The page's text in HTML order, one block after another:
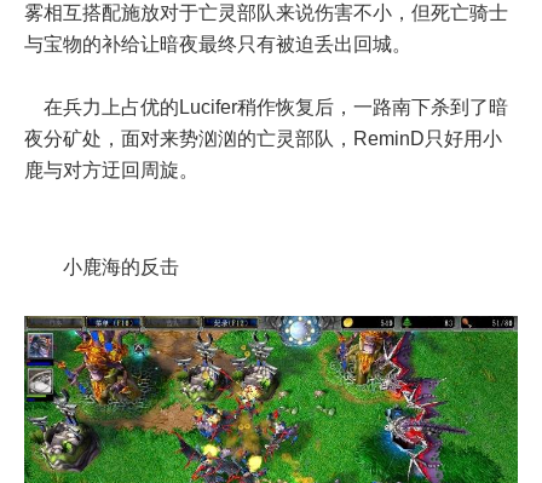
雾相互搭配施放对于亡灵部队来说伤害不小，但死亡骑士
与宝物的补给让暗夜最终只有被迫丢出回城。
在兵力上占优的Lucifer稍作恢复后，一路南下杀到了暗
夜分矿处，面对来势汹汹的亡灵部队，ReminD只好用小
鹿与对方迂回周旋。
小鹿海的反击